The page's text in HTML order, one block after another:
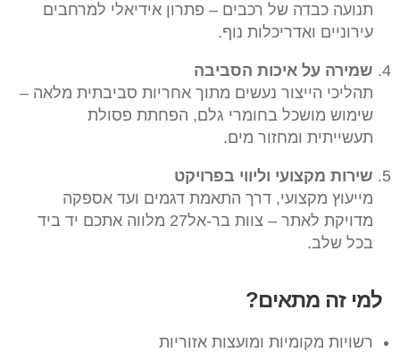
תנועה כבדה של רכבים – פתרון אידיאלי למרחבים
עירוניים ואדריכלות נוף.
שמירה על איכות הסביבה
תהליכי הייצור נעשים מתוך אחריות סביבתית מלאה –
שימוש מושכל בחומרי גלם, הפחתת פסולת
תעשייתית ומחזור מים.
שירות מקצועי וליווי בפרויקט
מייעוץ מקצועי, דרך התאמת דגמים ועד אספקה
מדויקת לאתר – צוות בר-אל27 מלווה אתכם יד ביד
בכל שלב.
למי זה מתאים?
רשויות מקומיות ומועצות אזוריות